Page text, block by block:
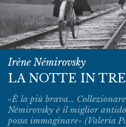
Irène Némirovsky
LA NOTTE IN
«È la più brava...
Némirovsky è il miglior
possa immaginare» (Valeria